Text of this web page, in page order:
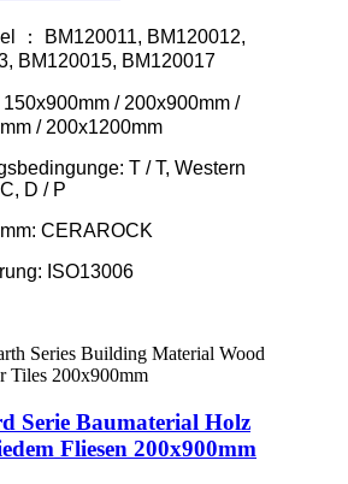
： BM120011, BM120012,
BM120015, BM120017
/ 200x900mm /
/ 200x1200mm
T / T, Western
D / P
CERAROCK
ISO13006
Serie Baumaterial Holz
Fliesen 200x900mm